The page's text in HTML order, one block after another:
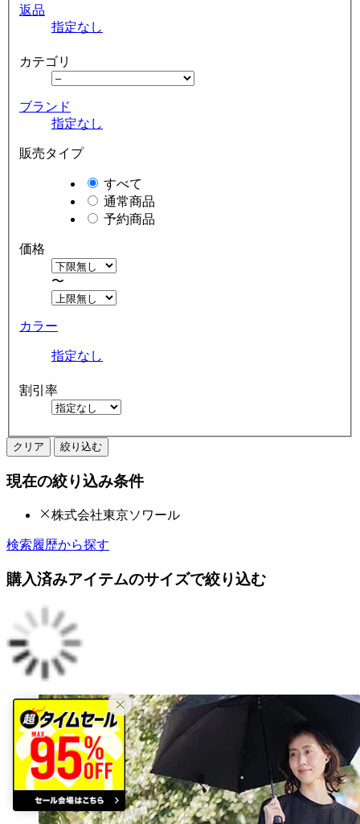
返品
指定なし
カテゴリ
ブランド
指定なし
販売タイプ
すべて
通常商品
予約商品
価格
〜
カラー
指定なし
割引率
クリア 絞り込む
現在の絞り込み条件
株式会社東京ソワール
検索履歴から探す
購入済みアイテムのサイズで絞り込む